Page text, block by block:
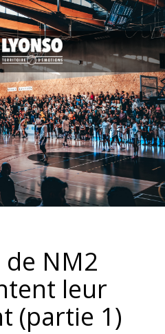
NM2
leur
(partie 1)